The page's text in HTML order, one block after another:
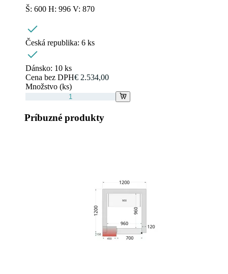
Š: 600 H: 996 V: 870
Česká republika: 6 ks
Dánsko: 10 ks
Cena bez DPH€ 2.534,00
Množstvo (ks)
Príbuzné produkty